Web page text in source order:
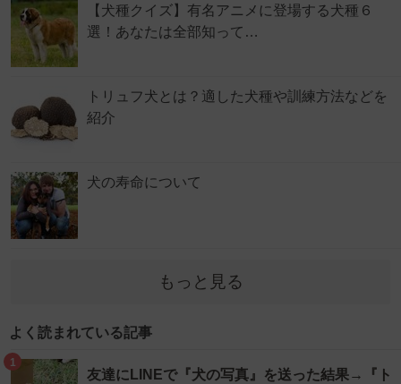
【犬種クイズ】有名アニメに登場する犬種６
選！あなたは全部知って…
トリュフ犬とは？適した犬種や訓練方法などを
紹介
犬の寿命について
もっと見る
よく読まれている記事
1
友達にLINEで『犬の写真』を送った結果→『ト